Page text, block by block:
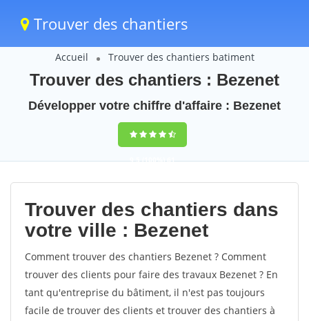
Trouver des chantiers
Accueil Trouver des chantiers batiment
Trouver des chantiers : Bezenet
Développer votre chiffre d'affaire : Bezenet
9,5(100%)61
votes
Trouver des chantiers dans
votre ville : Bezenet
Comment trouver des chantiers Bezenet ? Comment
trouver des clients pour faire des travaux Bezenet ? En
tant qu'entreprise du bâtiment, il n'est pas toujours
facile de trouver des clients et trouver des chantiers à